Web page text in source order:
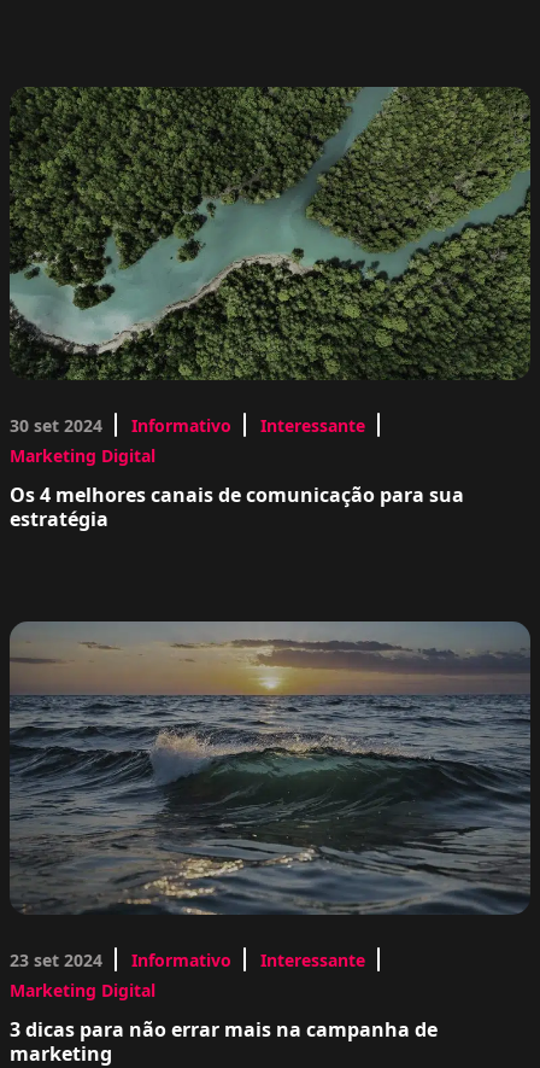
30 set 2024 Informativo
Interessante
Marketing Digital
Os 4 melhores canais de comunicação para sua
estratégia
23 set 2024 Informativo
Interessante
Marketing Digital
3 dicas para não errar mais na campanha de
marketing